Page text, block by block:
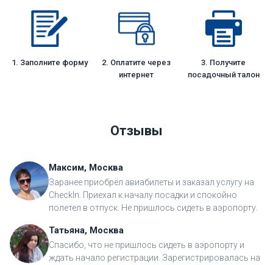
1. Заполните форму
2. Оплатите через
интернет
3. Получите
посадочный талон
Отзывы
Максим, Москва
Заранее приобрёл авиабилеты и заказал услугу на
CheckIn. Приехал к началу посадки и спокойно
полетел в отпуск. Не пришлось сидеть в аэропорту.
Татьяна, Москва
Спасибо, что не пришлось сидеть в аэропорту и
ждать начало регистрации. Зарегистрировалась на